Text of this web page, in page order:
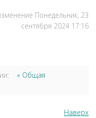
Понедельник, 23
сентября 2024 17:16
« Общая
Наверх